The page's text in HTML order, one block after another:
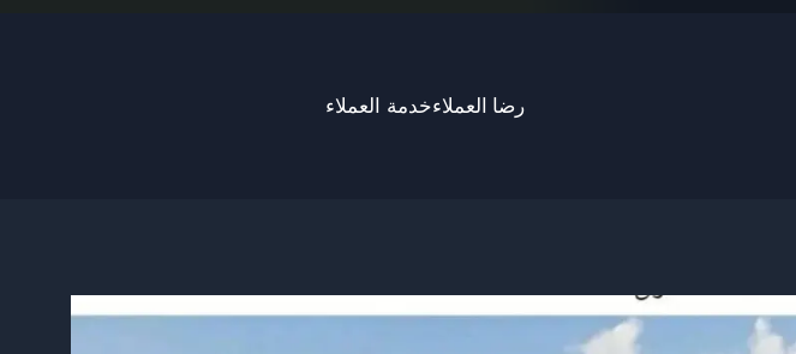
رضا العملاءخدمة العملاء